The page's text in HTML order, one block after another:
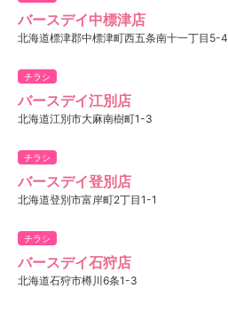
バースデイ中標津店
北海道標津郡中標津町西五条南十一丁目5-4
チラシ
バースデイ江別店
北海道江別市大麻南樹町1-3
チラシ
バースデイ登別店
北海道登別市富岸町2丁目1-1
チラシ
バースデイ石狩店
北海道石狩市樽川6条1-3